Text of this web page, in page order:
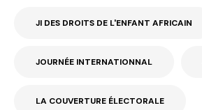
JI DES DROITS DE L'ENFANT AFRICAIN
JOURNÉE INTERNATIONNAL
LA COUVERTURE ÉLECTORALE